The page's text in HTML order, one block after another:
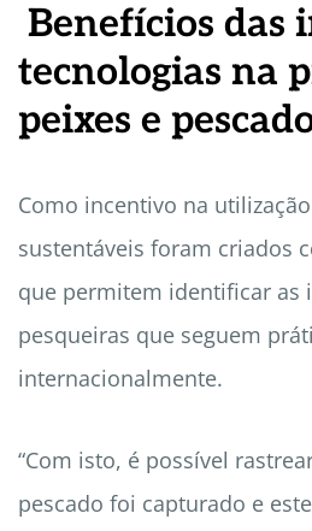
Benefícios das
tecnologias na
peixes e
Como incentivo na
sustentáveis foram criados
que permitem identificar as
pesqueiras que seguem
internacionalmente.
“Com isto, é possível
pescado foi capturado e